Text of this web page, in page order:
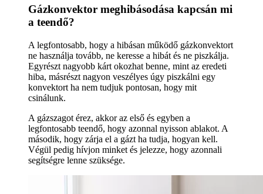
Gázkonvektor meghibásodása kapcsán mi
a teendő?
A legfontosabb, hogy a hibásan működő gázkonvektort
ne használja tovább, ne keresse a hibát és ne piszkálja.
Egyrészt nagyobb kárt okozhat benne, mint az eredeti
hiba, másrészt nagyon veszélyes úgy piszkálni egy
konvektort ha nem tudjuk pontosan, hogy mit
csinálunk.
A gázszagot érez, akkor az első és egyben a
legfontosabb teendő, hogy azonnal nyisson ablakot. A
második, hogy zárja el a gázt ha tudja, hogyan kell.
Végül pedig hívjon minket és jelezze, hogy azonnali
segítségre lenne szüksége.